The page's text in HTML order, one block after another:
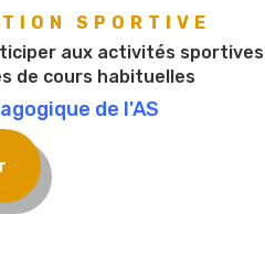
SPORTIVE
aux activités sportives
de cours habituelles
de l'AS